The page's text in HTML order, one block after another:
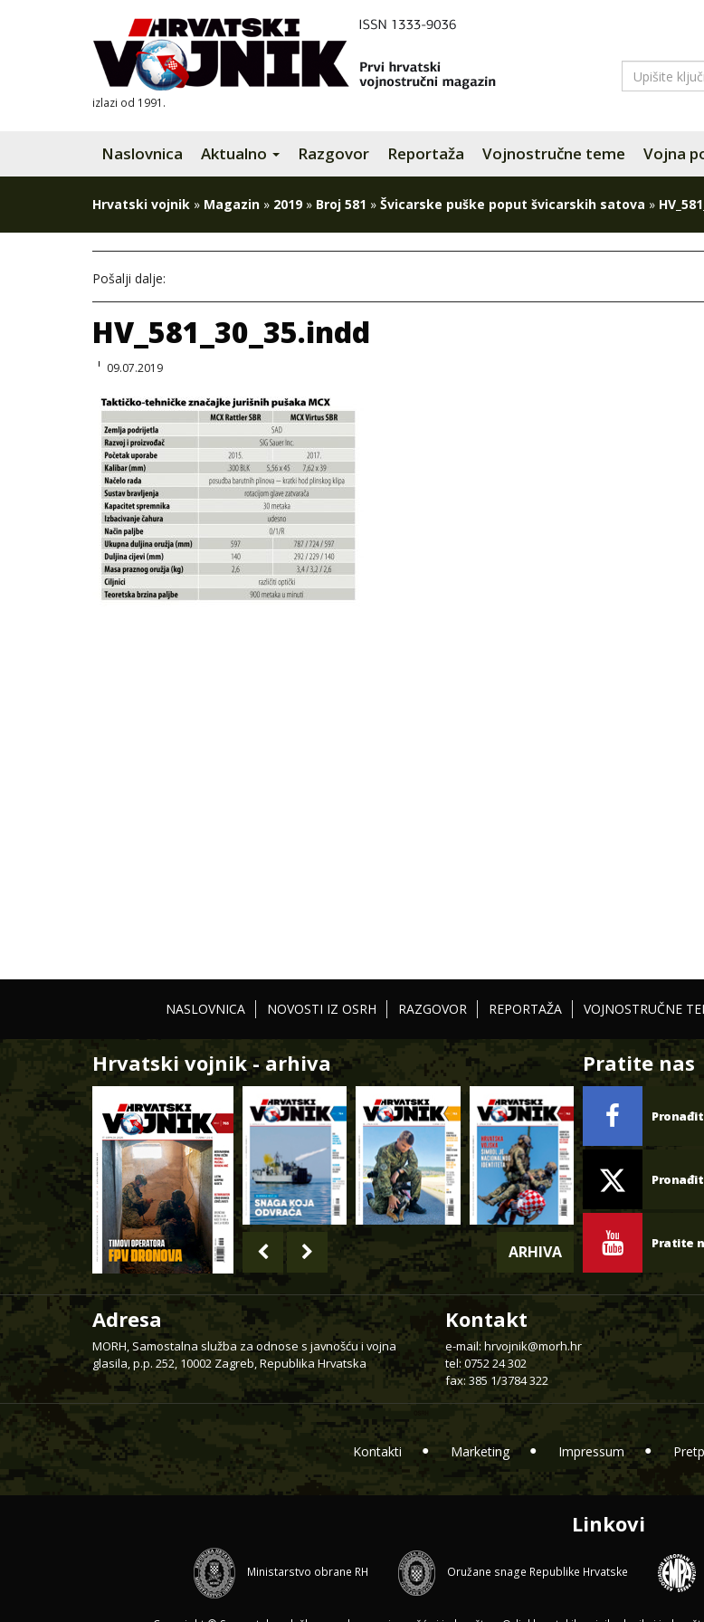
izlazi od 1991.
Naslovnica Aktualno Razgovor Reportaža Vojnostručne teme Vojna
Hrvatski vojnik » Magazin » 2019» Broj 581 » Švicarske puške poput švicarskih satova »
Pošalji dalje:
HV_581_30_35.indd
09.07.2019
NASLOVNICA NOVOSTI IZ OSRH RAZGOVOR REPORTAŽA VOJNOSTRUČNE
Hrvatski vojnik - arhiva
ARHIVA
Pratite nas
Pratite
Adresa
MORH, Samostalna služba za odnose s javnošću i vojna
glasila, p.p. 252, 10002 Zagreb, Republika Hrvatska
Kontakt
e-mail: hrvojnik@morh.hr
tel: 0752 24 302
fax: 385 1/3784 322
Kontakti Marketing Impressum
Linkovi
Ministarstvo obrane RH Oružane snage Republike Hrvatske